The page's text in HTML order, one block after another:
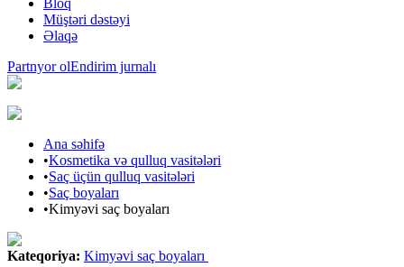
Bloq
Müştəri dəstəyi
Əlaqə
Partnyor olEndirim jurnalı
Ana səhifə
•Kosmetika və qulluq vasitələri
•Saç üçün qulluq vasitələri
•Saç boyaları
•Kimyəvi saç boyaları
Kateqoriya: Kimyəvi saç boyaları